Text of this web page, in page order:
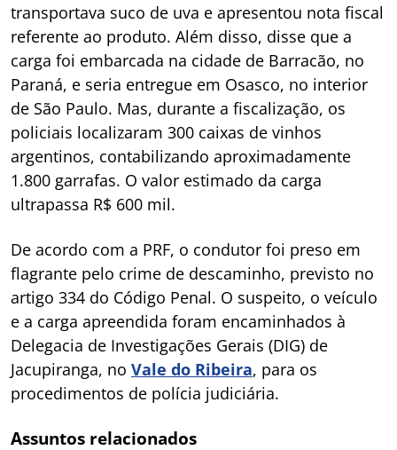
transportava suco de uva e apresentou nota fiscal
referente ao produto. Além disso, disse que a
carga foi embarcada na cidade de Barracão, no
Paraná, e seria entregue em Osasco, no interior
de São Paulo. Mas, durante a fiscalização, os
policiais localizaram 300 caixas de vinhos
argentinos, contabilizando aproximadamente
1.800 garrafas. O valor estimado da carga
ultrapassa R$ 600 mil.
De acordo com a PRF, o condutor foi preso em
flagrante pelo crime de descaminho, previsto no
artigo 334 do Código Penal. O suspeito, o veículo
e a carga apreendida foram encaminhados à
Delegacia de Investigações Gerais (DIG) de
Jacupiranga, no Vale do Ribeira, para os
procedimentos de polícia judiciária.
Assuntos relacionados